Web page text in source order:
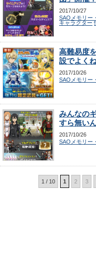
2017/10/27
SAOメモリー
キャラクター
高難易度
設でよく
2017/10/26
SAOメモリー
みんなの
すら無い
2017/10/26
SAOメモリー
1 / 10 1 2 3